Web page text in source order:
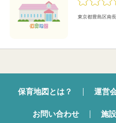
東京都豊島区南
保育地図とは？ 運営
お問い合わせ 施